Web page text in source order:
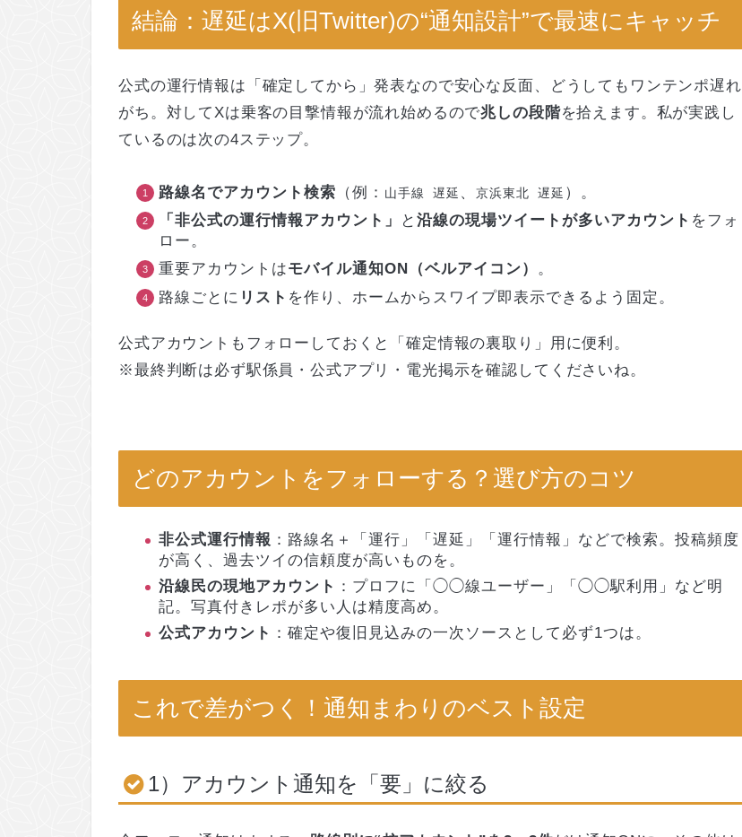
結論：遅延はX(旧Twitter)の“通知設計”で最速にキャッチ
公式の運行情報は「確定してから」発表なので安心な反面、どうしてもワンテンポ遅れ
がち。対してXは乗客の目撃情報が流れ始めるので兆しの段階を拾えます。私が実践し
ているのは次の4ステップ。
路線名でアカウント検索 （例： 山手線 遅延 、 京浜東北 遅延 ）。
「非公式の運行情報アカウント」
と 沿線の現場ツイートが多いアカウント をフォ
ロー。
重要アカウントはモバイル通知ON（ベルアイコン） 。
路線ごとに リスト を作り、ホームからスワイプ即表示できるよう固定。
公式アカウントもフォローしておくと「確定情報の裏取り」用に便利。
※最終判断は必ず駅係員・公式アプリ・電光掲示を確認してくださいね。
どのアカウントをフォローする？選び方のコツ
非公式運行情報 ：路線名＋「運行」「遅延」「運行情報」などで検索。投稿頻度
が高く、過去ツイの信頼度が高いものを。
沿線民の現地アカウント ：プロフに「◯◯線ユーザー」「◯◯駅利用」など明
記。写真付きレポが多い人は精度高め。
公式アカウント ：確定や復旧見込みの一次ソースとして必ず1つは。
これで差がつく！通知まわりのベスト設定
1）アカウント通知を「要」に絞る